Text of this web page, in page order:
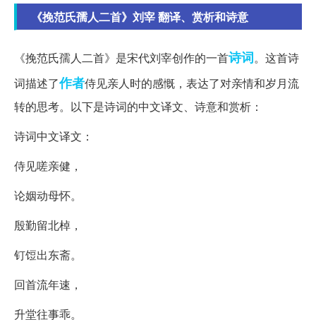
《挽范氏孺人二首》刘宰 翻译、赏析和诗意
《挽范氏孺人二首》是宋代刘宰创作的一首诗词。这首诗
词描述了作者侍见亲人时的感慨，表达了对亲情和岁月流
转的思考。以下是诗词的中文译文、诗意和赏析：
诗词中文译文：
侍见嗟亲健，
论姻动母怀。
殷勤留北棹，
钉饾出东斋。
回首流年速，
升堂往事乖。